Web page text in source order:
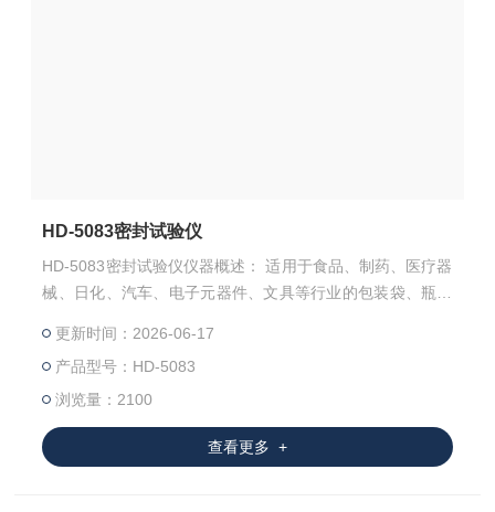
HD-5083密封试验仪
HD-5083密封试验仪仪器概述： 适用于食品、制药、医疗器
械、日化、汽车、电子元器件、文具等行业的包装袋、瓶、
试件的密封性能测试。
更新时间：2026-06-17
产品型号：HD-5083
浏览量：2100
查看更多 +